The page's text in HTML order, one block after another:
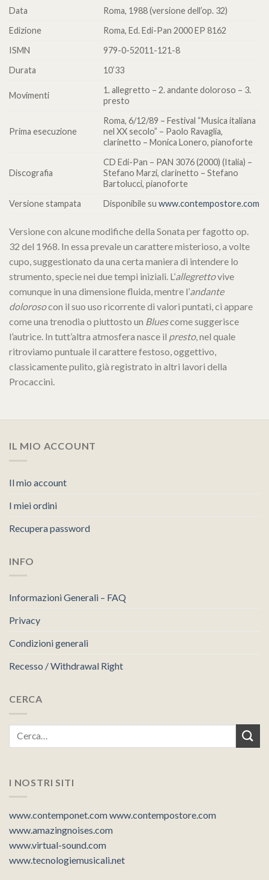
Data
Roma, 1988 (versione dell’op. 32)
Edizione
Roma, Ed. Edi-Pan 2000 EP 8162
ISMN
979-0-52011-121-8
Durata
10’33
Movimenti
1. allegretto – 2. andante doloroso – 3.
presto
Prima esecuzione
Roma, 6/12/89 – Festival “Musica italiana
nel XX secolo” – Paolo Ravaglia,
clarinetto – Monica Lonero, pianoforte
Discografia
CD Edi-Pan – PAN 3076 (2000) (Italia) –
Stefano Marzi, clarinetto – Stefano
Bartolucci, pianoforte
Versione stampata
Disponibile suwww.contempostore.com
Versione con alcune modifiche della Sonata per fagotto op.
32 del 1968. In essa prevale un carattere misterioso, a volte
cupo, suggestionato da una certa maniera di intendere lo
strumento, specie nei due tempi iniziali. L’allegrettovive
comunque in una dimensione fluida, mentre l’andante
dolorosocon il suo uso ricorrente di valori puntati, ci appare
come una trenodia o piuttosto un Bluescome suggerisce
l’autrice. In tutt’altra atmosfera nasce il presto, nel quale
ritroviamo puntuale il carattere festoso, oggettivo,
classicamente pulito, già registrato in altri lavori della
Procaccini.
IL MIO ACCOUNT
Il mio account
I miei ordini
Recupera password
INFO
Informazioni Generali – FAQ
Privacy
Condizioni generali
Recesso / Withdrawal Right
CERCA
I NOSTRI SITI
www.contemponet.comwww.contempostore.com
www.amazingnoises.com
www.virtual-sound.com
www.tecnologiemusicali.net